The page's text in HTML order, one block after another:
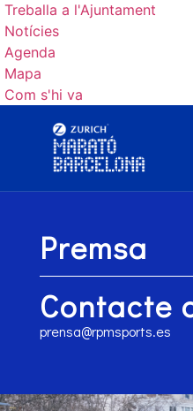
Treballa a l'Ajuntament
Notícies
Agenda
Mapa
Com s'hi va
Premsa
Contacte
prensa@rpmsports.es